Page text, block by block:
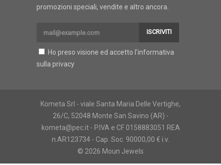
promozioni speciali, vendite e altro ancora.
ISCRIVITI
Ho preso visione ed accetto l'informativa
sulla privacy
Kometa Srl - viale Santa Maria Delle Vertighe,
26/C, 52048 Monte San Savino (AR) -
kometa@pec.it - P.IVA e CF 0158883051 REA
n.AR123734 - Cap. Soc. 90000,00 € i.v.
© 2026 Moun Jewels